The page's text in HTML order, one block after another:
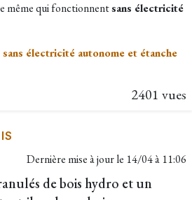
même qui fonctionnentsans électricité
électricité autonome et étanche
2401 vues
Dernière mise à jour le 14/04 à 11:06
de bois hydro et un